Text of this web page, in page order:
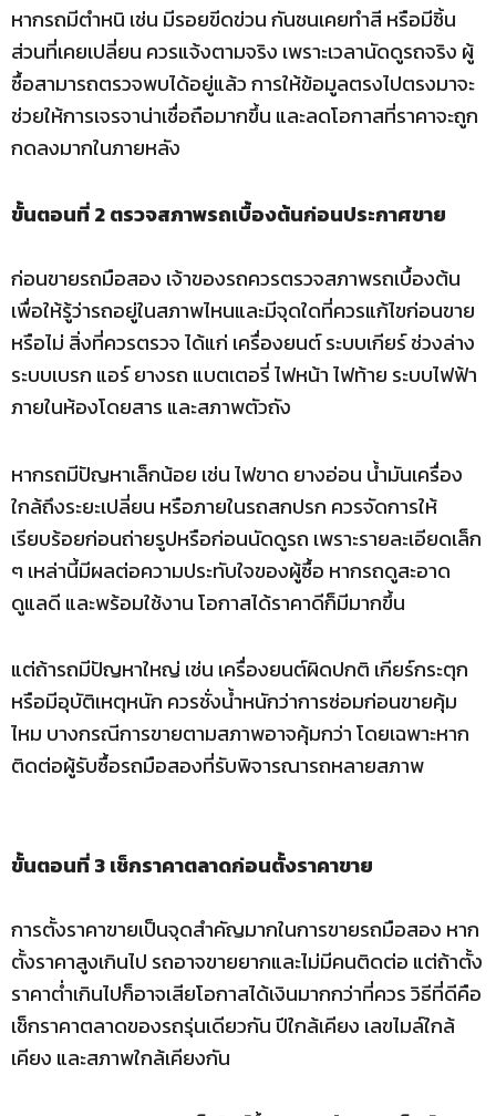
หากรถมีตำหนิ เช่น มีรอยขีดข่วน กันชนเคยทำสี หรือมีชิ้น
ส่วนที่เคยเปลี่ยน ควรแจ้งตามจริง เพราะเวลานัดดูรถจริง ผู้
ซื้อสามารถตรวจพบได้อยู่แล้ว การให้ข้อมูลตรงไปตรงมาจะ
ช่วยให้การเจรจาน่าเชื่อถือมากขึ้น และลดโอกาสที่ราคาจะถูก
กดลงมากในภายหลัง
ขั้นตอนที่ 2 ตรวจสภาพรถเบื้องต้นก่อนประกาศขาย
ก่อนขายรถมือสอง เจ้าของรถควรตรวจสภาพรถเบื้องต้น
เพื่อให้รู้ว่ารถอยู่ในสภาพไหนและมีจุดใดที่ควรแก้ไขก่อนขาย
หรือไม่ สิ่งที่ควรตรวจ ได้แก่ เครื่องยนต์ ระบบเกียร์ ช่วงล่าง
ระบบเบรก แอร์ ยางรถ แบตเตอรี่ ไฟหน้า ไฟท้าย ระบบไฟฟ้า
ภายในห้องโดยสาร และสภาพตัวถัง
หากรถมีปัญหาเล็กน้อย เช่น ไฟขาด ยางอ่อน น้ำมันเครื่อง
ใกล้ถึงระยะเปลี่ยน หรือภายในรถสกปรก ควรจัดการให้
เรียบร้อยก่อนถ่ายรูปหรือก่อนนัดดูรถ เพราะรายละเอียดเล็ก
ๆ เหล่านี้มีผลต่อความประทับใจของผู้ซื้อ หากรถดูสะอาด
ดูแลดี และพร้อมใช้งาน โอกาสได้ราคาดีก็มีมากขึ้น
แต่ถ้ารถมีปัญหาใหญ่ เช่น เครื่องยนต์ผิดปกติ เกียร์กระตุก
หรือมีอุบัติเหตุหนัก ควรชั่งน้ำหนักว่าการซ่อมก่อนขายคุ้ม
ไหม บางกรณีการขายตามสภาพอาจคุ้มกว่า โดยเฉพาะหาก
ติดต่อผู้รับซื้อรถมือสองที่รับพิจารณารถหลายสภาพ
ขั้นตอนที่ 3 เช็กราคาตลาดก่อนตั้งราคาขาย
การตั้งราคาขายเป็นจุดสำคัญมากในการขายรถมือสอง หาก
ตั้งราคาสูงเกินไป รถอาจขายยากและไม่มีคนติดต่อ แต่ถ้าตั้ง
ราคาต่ำเกินไปก็อาจเสียโอกาสได้เงินมากกว่าที่ควร วิธีที่ดีคือ
เช็กราคาตลาดของรถรุ่นเดียวกัน ปีใกล้เคียง เลขไมล์ใกล้
เคียง และสภาพใกล้เคียงกัน